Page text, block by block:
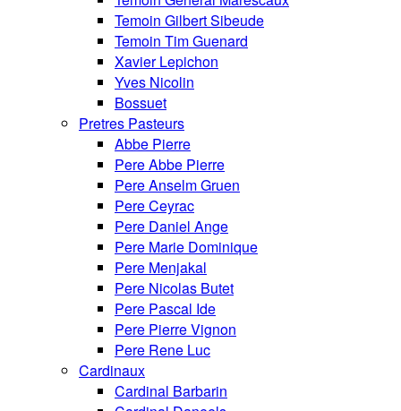
Temoin Gilbert Sibeude
Temoin Tim Guenard
Xavier Lepichon
Yves Nicolin
Bossuet
Pretres Pasteurs
Abbe Pierre
Pere Abbe Pierre
Pere Anselm Gruen
Pere Ceyrac
Pere Daniel Ange
Pere Marie Dominique
Pere Menjakal
Pere Nicolas Butet
Pere Pascal Ide
Pere Pierre Vignon
Pere Rene Luc
Cardinaux
Cardinal Barbarin